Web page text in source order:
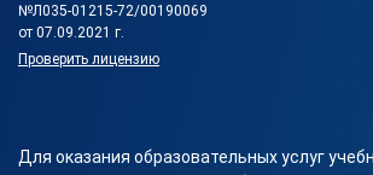
№Л035-01215-72/00190069
от 07.09.2021 г.
Проверить лицензию
Для оказания образовательных услуг